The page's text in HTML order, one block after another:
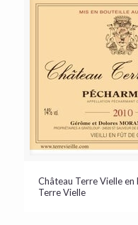
Château Terre Vielle en
Terre Vielle